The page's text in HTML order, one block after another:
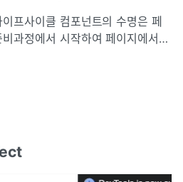
프사이클 컴포넌트의 수명은 페
과정에서 시작하여 페이지에서
업을 처리해야 하거나 컴포넌트